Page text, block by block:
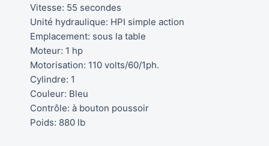
Vitesse: 55 secondes
Unité hydraulique: HPI simple action
Emplacement: sous la table
Moteur: 1 hp
Motorisation: 110 volts/60/1ph.
Cylindre: 1
Couleur: Bleu
Contrôle: à bouton poussoir
Poids: 880 lb